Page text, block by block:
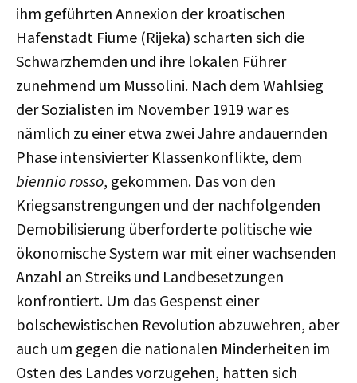
ihm geführten Annexion der kroatischen
Hafenstadt Fiume (Rijeka) scharten sich die
Schwarzhemden und ihre lokalen Führer
zunehmend um Mussolini. Nach dem Wahlsieg
der Sozialisten im November 1919 war es
nämlich zu einer etwa zwei Jahre andauernden
Phase intensivierter Klassenkonflikte, dem
biennio rosso, gekommen. Das von den
Kriegsanstrengungen und der nachfolgenden
Demobilisierung überforderte politische wie
ökonomische System war mit einer wachsenden
Anzahl an Streiks und Landbesetzungen
konfrontiert. Um das Gespenst einer
bolschewistischen Revolution abzuwehren, aber
auch um gegen die nationalen Minderheiten im
Osten des Landes vorzugehen, hatten sich